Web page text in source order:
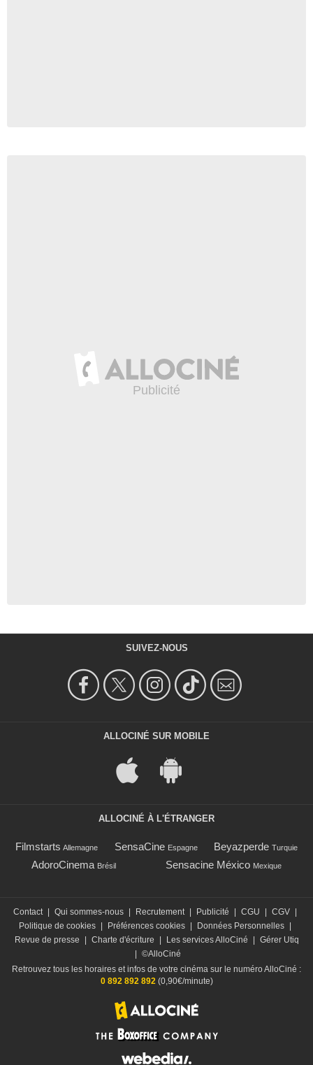
SUIVEZ-NOUS
ALLOCINÉ SUR MOBILE
ALLOCINÉ À L'ÉTRANGER
Filmstarts Allemagne SensaCine Espagne Beyazperde Turquie
AdoroCinema Brésil Sensacine México Mexique
Contact Qui sommes-nous Recrutement Publicité CGU CGV
Politique de cookies
Préférences cookies Données Personnelles
Revue de presse
Charte d'écriture Les services AlloCiné
Gérer Utiq
©AlloCiné
Retrouvez tous les horaires et infos de votre cinéma sur le numéro AlloCiné :
0 892 892 892(0,90€/minute)